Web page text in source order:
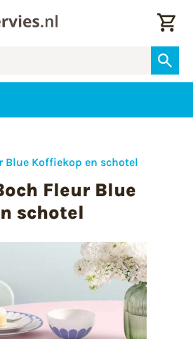
Blue Koffiekop en schotel
Fleur Blue
schotel